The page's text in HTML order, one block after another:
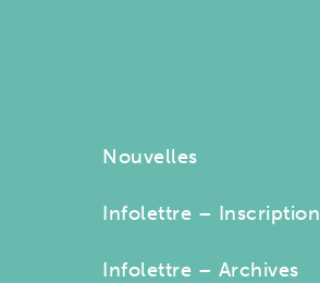
Nouvelles
Infolettre – Inscription
Infolettre – Archives